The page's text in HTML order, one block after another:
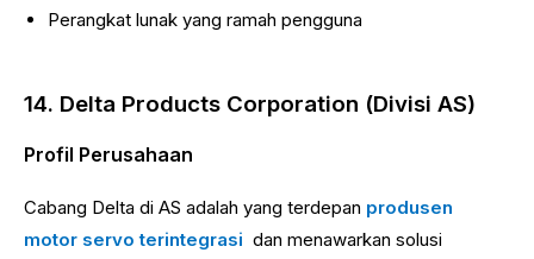
Perangkat lunak yang ramah pengguna
14. Delta Products Corporation (Divisi AS)
Profil Perusahaan
Cabang Delta di AS adalah yang terdepan produsen
motor servo terintegrasi dan menawarkan solusi